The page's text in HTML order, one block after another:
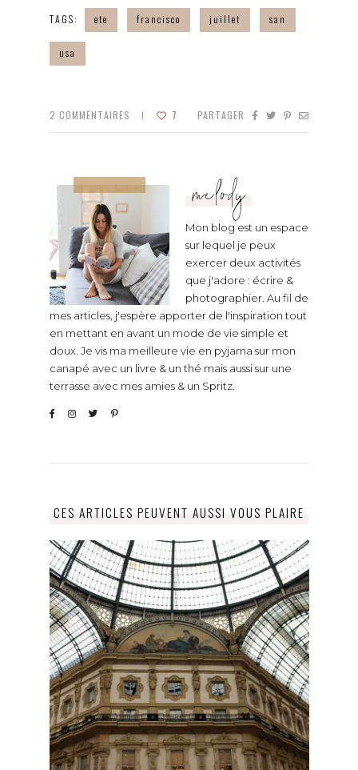
TAGS: ete francisco juillet san
usa
2 COMMENTAIRES 7 PARTAGER
melody
Mon blog est un espace
sur lequel je peux
exercer deux activités
que j'adore : écrire &
photographier. Au fil de
mes articles, j'espère apporter de l'inspiration tout
en mettant en avant un mode de vie simple et
doux. Je vis ma meilleure vie en pyjama sur mon
canapé avec un livre & un thé mais aussi sur une
terrasse avec mes amies & un Spritz.
CES ARTICLES PEUVENT AUSSI VOUS PLAIRE